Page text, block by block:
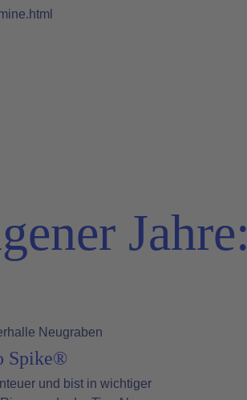
Jahre:
Neugraben
Spike®
und bist in wichtiger